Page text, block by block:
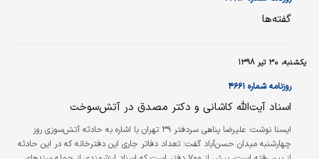
گفته‌ها
یکشنبه، ۳۰ تیر ۱۳۹۸
روزنامه شماره ۴۶۶۱
اسناد آیت‌الله کاشانی و دکتر مصدق در آتش‌سوخت
ایسنا نوشت:
علیرضا پناهی سردفتر ۳۹ تهران با اشاره به حادثه آتش‌سوزی روز
چهارشنبه میدان حسن‌آباد گفت: تعداد دفاتر جاری این دفترخانه که در این حادثه